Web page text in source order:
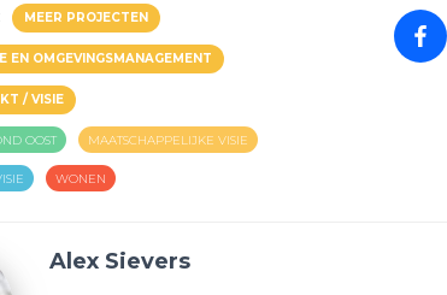
MEER PROJECTEN
EN OMGEVINGSMANAGEMENT
/ VISIE
OOST MAATSCHAPPELIJKE VISIE
WONEN
Alex Sievers